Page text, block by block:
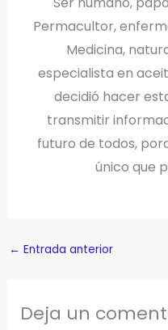
Permacultor,
Medicina,
especialista en
decidió hacer
transmitir
futuro de todos,
único que
← Entrada anterior
Deja un